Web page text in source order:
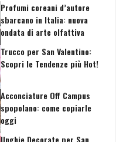
Profumi coreani d’autore
sbarcano in Italia: nuova
ondata di arte olfattiva
Trucco per San Valentino:
Scopri le Tendenze più Hot!
Acconciature Off Campus
spopolano: come copiarle
oggi
Unghie Decorate per San